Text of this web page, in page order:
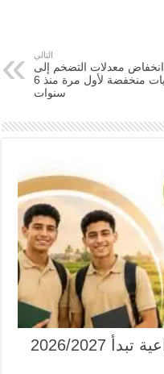
التالي
انخفاض معدلات التضخم إلى
مستويات منخفضة لأول مرة منذ 6
سنوات
مدارس مستقبل مصر الزراعية تبدأ 2026/2027